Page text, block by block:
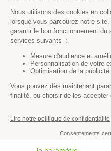
Politique
Les autres sites de
Cliquez-ici pour modifier vos
Tel : 01
©